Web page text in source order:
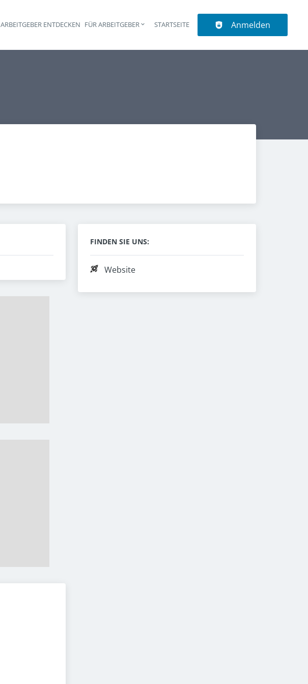
Haupt-Navigation
ARBEITGEBER ENTDECKEN FÜR ARBEITGEBER STARTSEITE Anmelden
FINDEN SIE UNS:
Website